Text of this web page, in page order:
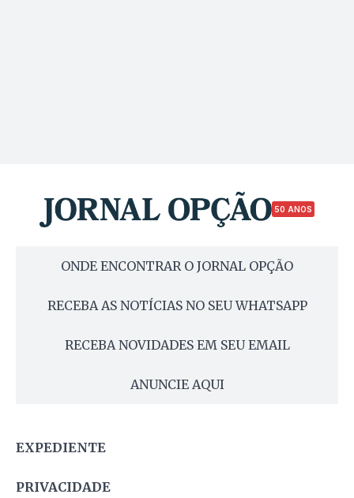
50 ANOS
ONDE ENCONTRAR O JORNAL OPÇÃO
RECEBA AS NOTÍCIAS NO SEU WHATSAPP
RECEBA NOVIDADES EM SEU EMAIL
ANUNCIE AQUI
EXPEDIENTE
PRIVACIDADE